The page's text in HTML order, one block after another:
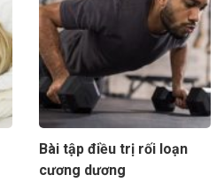
Bài tập điều trị rối loạn
cương dương